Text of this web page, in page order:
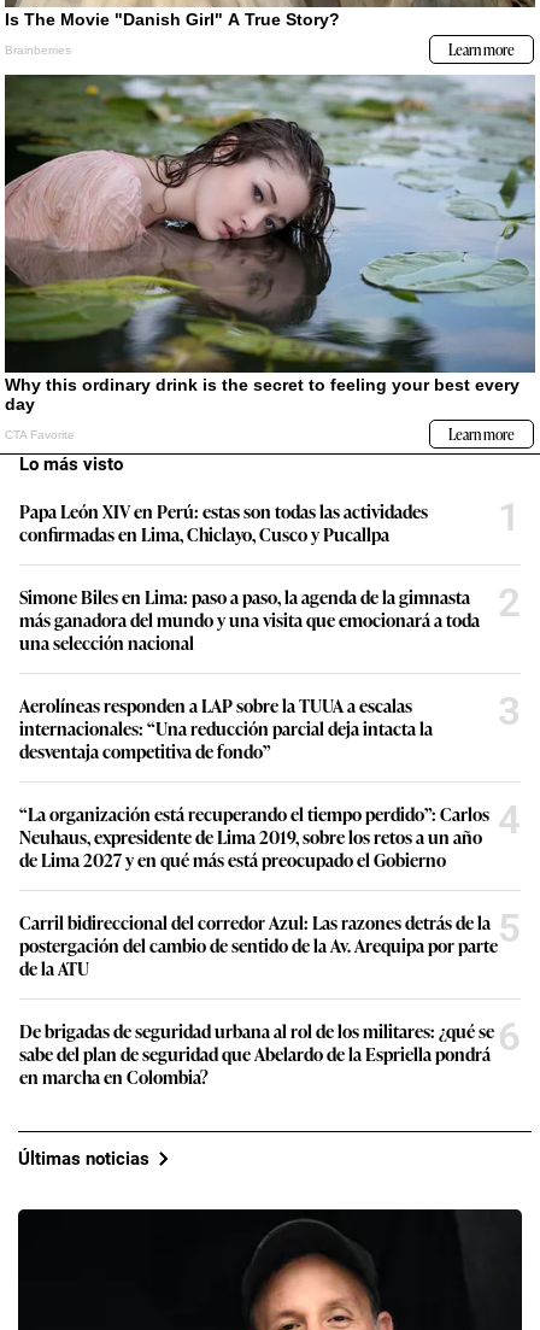
Lo más visto
Papa León XIV en Perú: estas son todas las actividades
confirmadas en Lima, Chiclayo, Cusco y Pucallpa
1
Simone Biles en Lima: paso a paso, la agenda de la gimnasta
más ganadora del mundo y una visita que emocionará a toda
una selección nacional
2
Aerolíneas responden a LAP sobre la TUUA a escalas
internacionales: “Una reducción parcial deja intacta la
desventaja competitiva de fondo”
3
“La organización está recuperando el tiempo perdido”: Carlos
Neuhaus, expresidente de Lima 2019, sobre los retos a un año
de Lima 2027 y en qué más está preocupado el Gobierno
4
Carril bidireccional del corredor Azul: Las razones detrás de la
postergación del cambio de sentido de la Av. Arequipa por parte
de la ATU
5
De brigadas de seguridad urbana al rol de los militares: ¿qué se
sabe del plan de seguridad que Abelardo de la Espriella pondrá
en marcha en Colombia?
6
Últimas noticias